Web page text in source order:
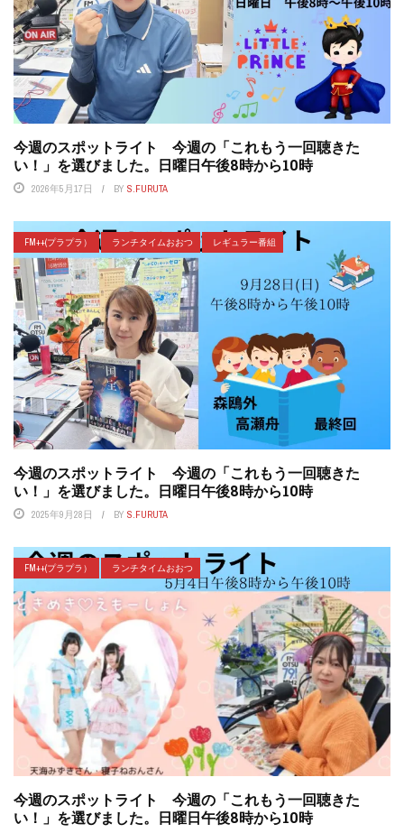
今週のスポットライト 今週の「これもう一回聴きた
い！」を選びました。日曜日午後8時から10時
2026年5月17日 BY S.FURUTA
FM++(プラプラ） ランチタイムおおつ レギュラー番組
今週のスポットライト 今週の「これもう一回聴きた
い！」を選びました。日曜日午後8時から10時
2025年9月28日 BY S.FURUTA
FM++(プラプラ） ランチタイムおおつ
今週のスポットライト 今週の「これもう一回聴きた
い！」を選びました。日曜日午後8時から10時